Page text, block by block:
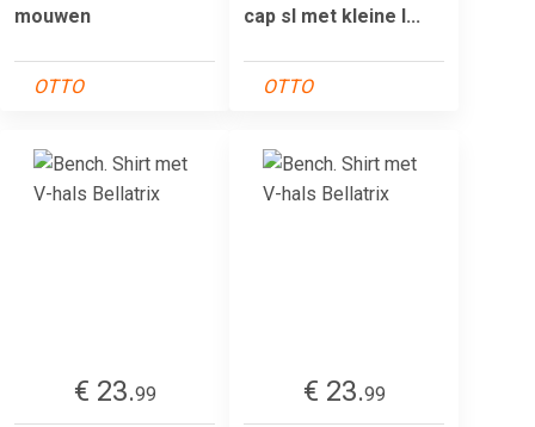
mouwen
OTTO
cap sl met kleine l...
OTTO
€ 23.99
€ 23.99